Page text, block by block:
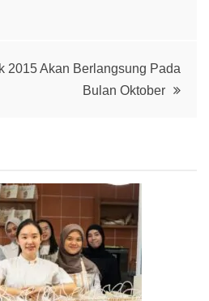
2015 Akan Berlangsung Pada
Bulan Oktober